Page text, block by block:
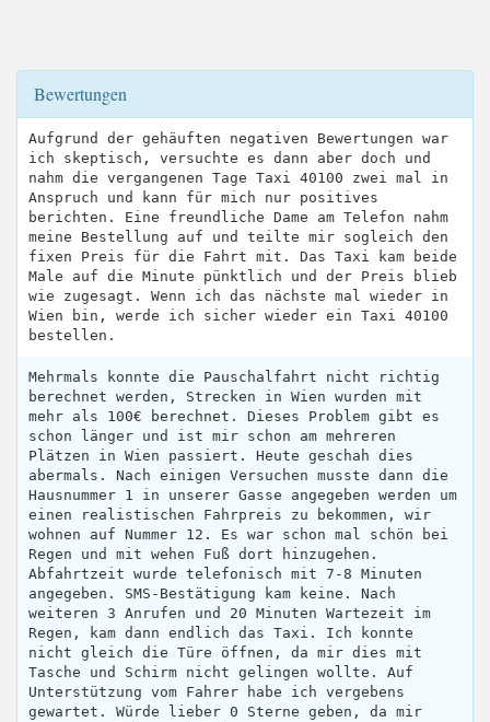
Bewertungen
Aufgrund der gehäuften negativen Bewertungen war
ich skeptisch, versuchte es dann aber doch und
nahm die vergangenen Tage Taxi 40100 zwei mal in
Anspruch und kann für mich nur positives
berichten. Eine freundliche Dame am Telefon nahm
meine Bestellung auf und teilte mir sogleich den
fixen Preis für die Fahrt mit. Das Taxi kam beide
Male auf die Minute pünktlich und der Preis blieb
wie zugesagt. Wenn ich das nächste mal wieder in
Wien bin, werde ich sicher wieder ein Taxi 40100
bestellen.
Mehrmals konnte die Pauschalfahrt nicht richtig
berechnet werden, Strecken in Wien wurden mit
mehr als 100€ berechnet. Dieses Problem gibt es
schon länger und ist mir schon am mehreren
Plätzen in Wien passiert. Heute geschah dies
abermals. Nach einigen Versuchen musste dann die
Hausnummer 1 in unserer Gasse angegeben werden um
einen realistischen Fahrpreis zu bekommen, wir
wohnen auf Nummer 12. Es war schon mal schön bei
Regen und mit wehen Fuß dort hinzugehen.
Abfahrtzeit wurde telefonisch mit 7-8 Minuten
angegeben. SMS-Bestätigung kam keine. Nach
weiteren 3 Anrufen und 20 Minuten Wartezeit im
Regen, kam dann endlich das Taxi. Ich konnte
nicht gleich die Türe öffnen, da mir dies mit
Tasche und Schirm nicht gelingen wollte. Auf
Unterstützung vom Fahrer habe ich vergebens
gewartet. Würde lieber 0 Sterne geben, da mir